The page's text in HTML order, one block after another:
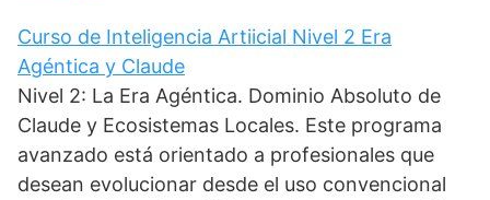
Curso de Inteligencia Artiicial Nivel 2 Era
Agéntica y Claude
Nivel 2: La Era Agéntica. Dominio Absoluto de
Claude y Ecosistemas Locales. Este programa
avanzado está orientado a profesionales que
desean evolucionar desde el uso convencional